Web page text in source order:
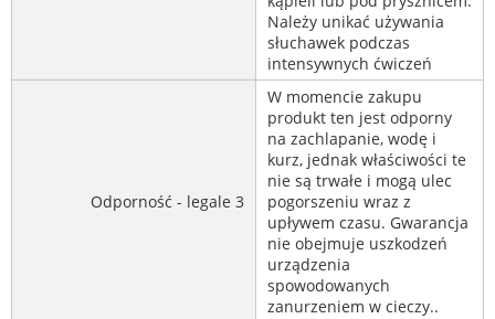
Należy unikać używania
słuchawek podczas
intensywnych ćwiczeń
Odporność - legale 3
W momencie zakupu
produkt ten jest odporny
na zachlapanie, wodę i
kurz, jednak właściwości te
nie są trwałe i mogą ulec
pogorszeniu wraz z
upływem czasu. Gwarancja
nie obejmuje uszkodzeń
urządzenia
spowodowanych
zanurzeniem w cieczy..